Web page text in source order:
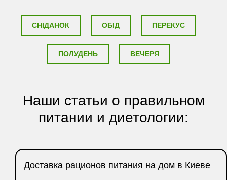
СНІДАНОК ОБІД ПЕРЕКУС
ПОЛУДЕНЬ ВЕЧЕРЯ
Наши статьи о правильном
питании и диетологии:
Доставка рационов питания на дом в Киеве